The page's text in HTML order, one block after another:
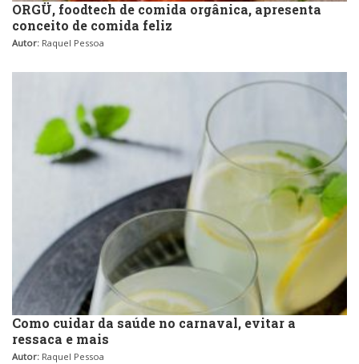
ORGÜ, foodtech de comida orgânica, apresenta
conceito de comida feliz
Autor: Raquel Pessoa
Como cuidar da saúde no carnaval, evitar a
ressaca e mais
Autor: Raquel Pessoa